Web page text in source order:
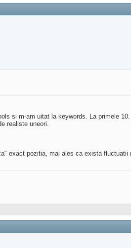
si m-am uitat la keywords. La primele
realiste uneori.
exact pozitia, mai ales ca exista